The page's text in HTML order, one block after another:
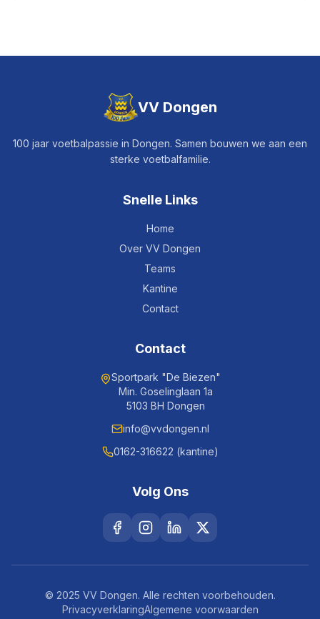
VV Dongen
100 jaar voetbalpassie in Dongen. Samen bouwen we aan een
sterke voetbalfamilie.
Snelle Links
Home
Over VV Dongen
Teams
Kantine
Contact
Contact
Sportpark "De Biezen"
Min. Goselinglaan 1a
5103 BH Dongen
info@vvdongen.nl
0162-316622 (kantine)
Volg Ons
© 2025 VV Dongen. Alle rechten voorbehouden.
PrivacyverklaringAlgemene voorwaarden